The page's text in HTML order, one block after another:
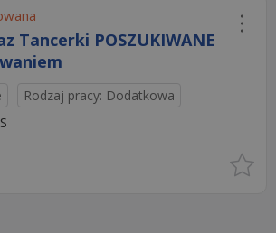
Tancerki POSZUKIWANE
Rodzaj pracy: Dodatkowa